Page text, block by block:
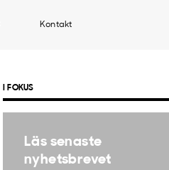
Kontakt
I FOKUS
Läs senaste
nyhetsbrevet